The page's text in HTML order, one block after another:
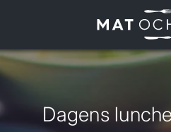
Dagens